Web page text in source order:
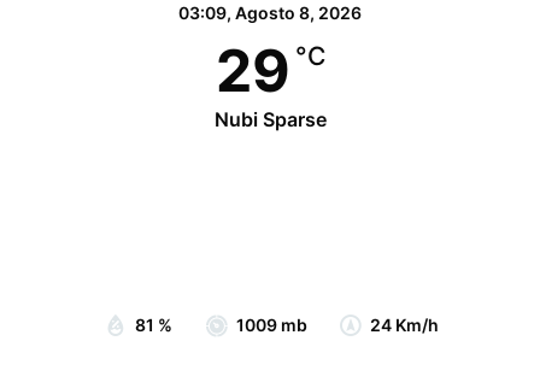
03:09, Agosto 8, 2026
29 °C
Nubi Sparse
81 % 1009 mb 24 Km/h